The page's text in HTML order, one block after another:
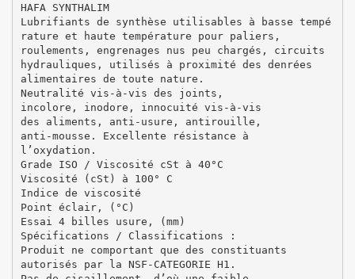
HAFA SYNTHALIM
Lubrifiants de synthèse utilisables à basse tempé
rature et haute température pour paliers,
roulements, engrenages nus peu chargés, circuits
hydrauliques, utilisés à proximité des denrées
alimentaires de toute nature.
Neutralité vis-à-vis des joints,
incolore, inodore, innocuité vis-à-vis
des aliments, anti-usure, antirouille,
anti-mousse. Excellente résistance à
l’oxydation.
Grade ISO / Viscosité cSt à 40°C
Viscosité (cSt) à 100° C
Indice de viscosité
Point éclair, (°C)
Essai 4 billes usure, (mm)
Spécifications / Classifications :
Produit ne comportant que des constituants
autorisés par la NSF-CATEGORIE H1.